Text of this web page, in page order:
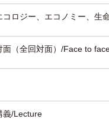
コロジー、エコノミー、生
面（全回対面）/Face to
義/Lecture